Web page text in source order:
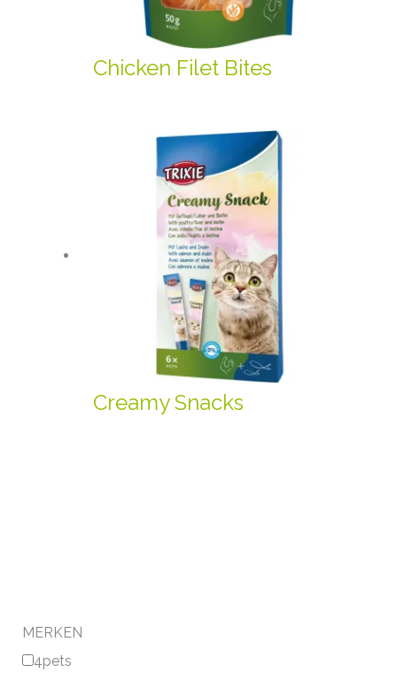
Chicken Filet Bites
Creamy Snacks
MERKEN
4pets